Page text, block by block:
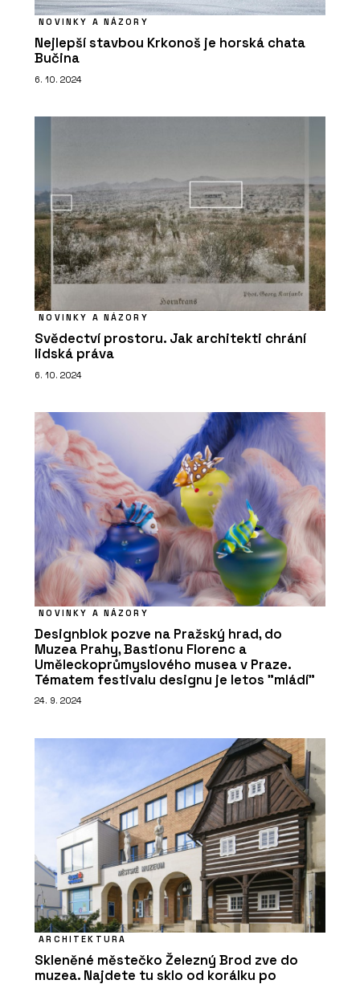
NOVINKY A NÁZORY
Nejlepší stavbou Krkonoš je horská chata
Bučina
6. 10. 2024
NOVINKY A NÁZORY
Svědectví prostoru. Jak architekti chrání
lidská práva
6. 10. 2024
NOVINKY A NÁZORY
Designblok pozve na Pražský hrad, do
Muzea Prahy, Bastionu Florenc a
Uměleckoprůmyslového musea v Praze.
Tématem festivalu designu je letos "mládí"
24. 9. 2024
ARCHITEKTURA
Skleněné městečko Železný Brod zve do
muzea. Najdete tu sklo od korálku po